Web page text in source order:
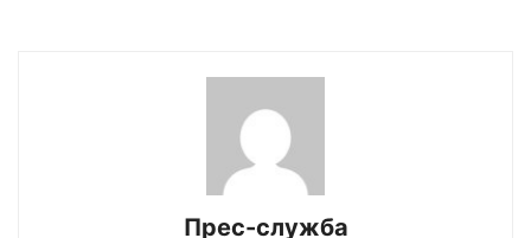
Прес-служба